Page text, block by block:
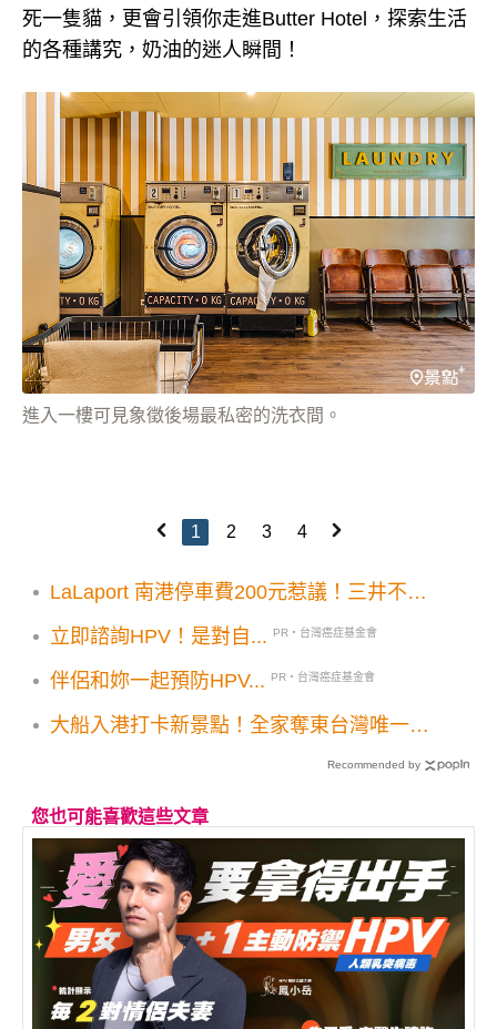
死一隻貓，更會引領你走進Butter Hotel，探索生活
的各種講究，奶油的迷人瞬間！
進入一樓可見象徵後場最私密的洗衣間。
1 2 3 4
LaLaport 南港停車費200元惹議！三井不動
立即諮詢HPV！是對自...
PR・台灣癌症基金會
伴侶和妳一起預防HPV... PR・台灣癌症基金會
大船入港打卡新景點！全家奪東台灣唯一國
Recommended by
您也可能喜歡這些文章